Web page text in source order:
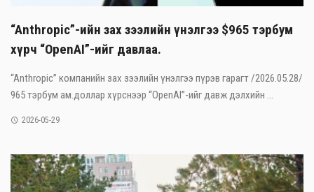
“Anthropic”-ийн зах зээлийн үнэлгээ $965 тэрбум
хүрч “OpenAI”-ийг давлаа.
“Anthropic” компанийн зах зээлийн үнэлгээ пүрэв гарагт /2026.05.28/
965 тэрбум ам.доллар хүрснээр “OpenAI”-ийг давж дэлхийн ...
2026-05-29